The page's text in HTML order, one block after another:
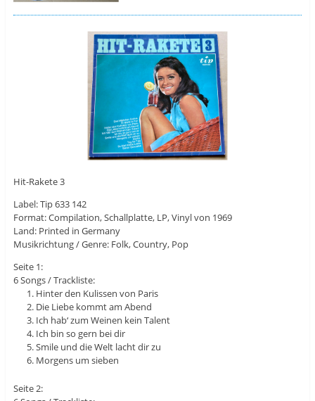
Hit-Rakete 3
Label: Tip 633 142
Format: Compilation, Schallplatte, LP, Vinyl von 1969
Land: Printed in Germany
Musikrichtung / Genre: Folk, Country, Pop
Seite 1:
6 Songs / Trackliste:
Hinter den Kulissen von Paris
Die Liebe kommt am Abend
Ich hab‘ zum Weinen kein Talent
Ich bin so gern bei dir
Smile und die Welt lacht dir zu
Morgens um sieben
Seite 2: